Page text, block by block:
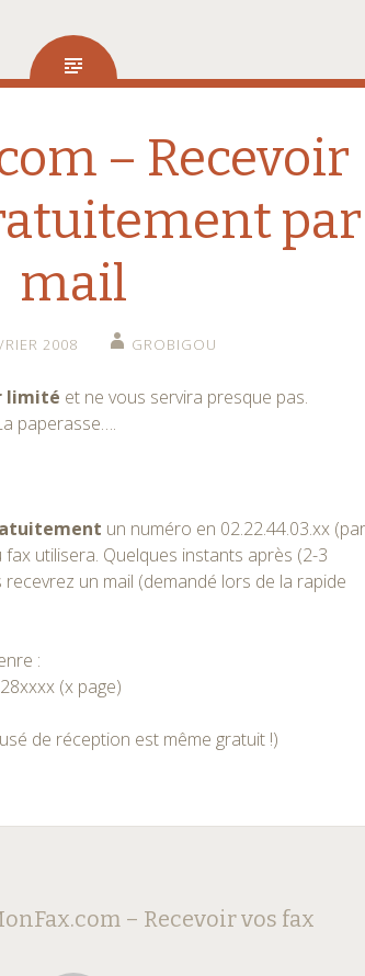
– Recevoir
par
mail
2008 GROBIGOU
limité et ne vous servira presque pas.
paperasse….
un numéro en 02.22.44.03.xx (par
fax utilisera. Quelques instants après (2-3
un mail (demandé lors de la rapide
:
(x page)
de réception est même gratuit !)
– Recevoir vos fax